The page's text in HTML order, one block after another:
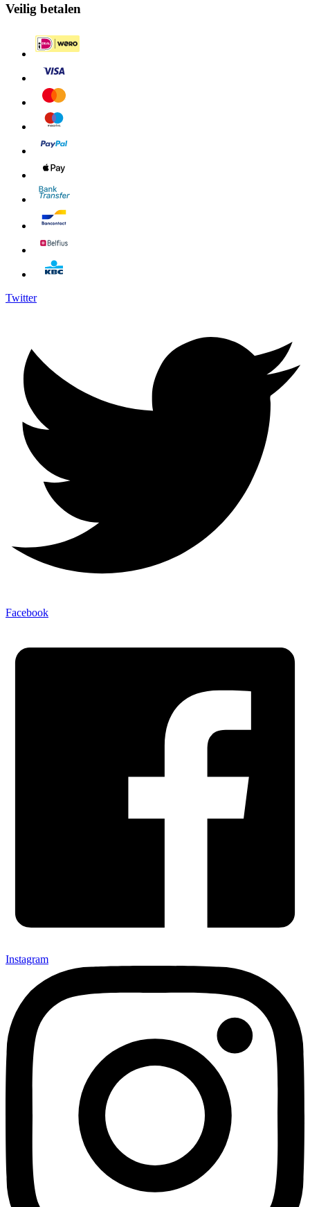
Veilig betalen
Twitter
Facebook
Instagram